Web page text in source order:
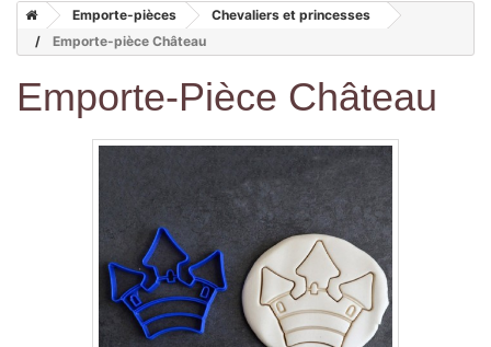
Emporte-pièces
Chevaliers et princesses
Emporte-pièce Château
Emporte-Pièce Château